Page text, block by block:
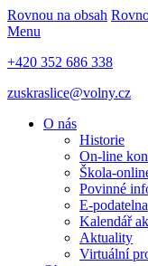
Rovnou na obsah
Menu
+420 352 686 338
zuskraslice@volny.cz
O nás
Historie
On-line
Škola-
Povinné
E-podatelna
Kalendář
Aktuality
Virtuální